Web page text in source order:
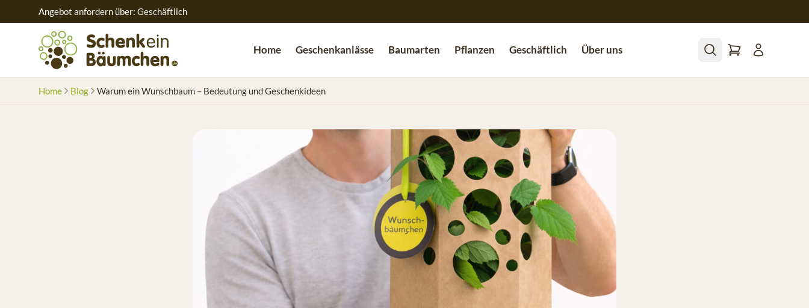
Angebot anfordern über: Geschäftlich
Home Geschenkanlässe Baumarten Pflanzen Geschäftlich Über uns
Home Blog Warum ein Wunschbaum – Bedeutung und Geschenkideen